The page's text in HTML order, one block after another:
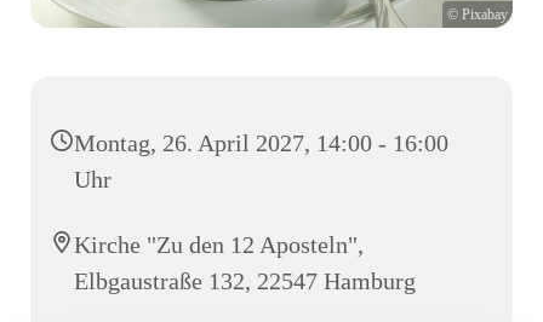
© Pixabay
Montag, 26. April 2027, 14:00 - 16:00
Uhr
Kirche "Zu den 12 Aposteln",
Elbgaustraße 132, 22547 Hamburg